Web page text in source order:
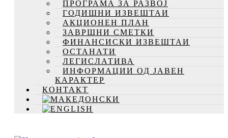
ПРОГРАМА ЗА РАЗВОЈ
ГОДИШНИ ИЗВЕШТАИ
АКЦИОНЕН ПЛАН
ЗАВРШНИ СМЕТКИ
ФИНАНСИСКИ ИЗВЕШТАИ
ОСТАНАТИ
ЛЕГИСЛАТИВА
ИНФОРМАЦИИ ОД ЈАВЕН
КАРАКТЕР
КОНТАКТ